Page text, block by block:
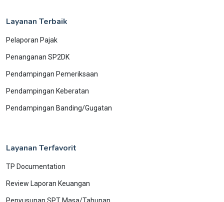
Layanan Terbaik
Pelaporan Pajak
Penanganan SP2DK
Pendampingan Pemeriksaan
Pendampingan Keberatan
Pendampingan Banding/Gugatan
Layanan Terfavorit
TP Documentation
Review Laporan Keuangan
Penyusunan SPT Masa/Tahunan